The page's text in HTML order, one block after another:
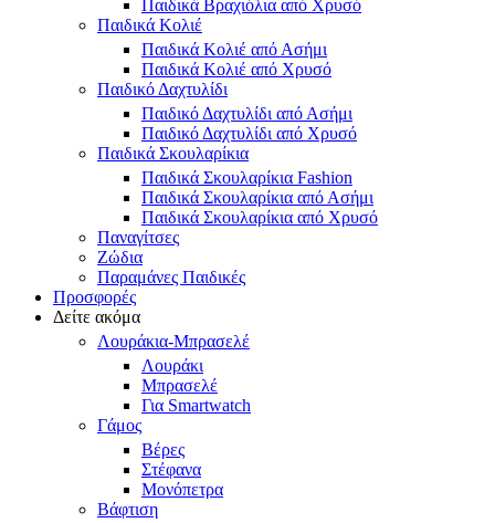
Παιδικά Βραχιόλια από Χρυσό
Παιδικά Κολιέ
Παιδικά Κολιέ από Ασήμι
Παιδικά Κολιέ από Χρυσό
Παιδικό Δαχτυλίδι
Παιδικό Δαχτυλίδι από Ασήμι
Παιδικό Δαχτυλίδι από Χρυσό
Παιδικά Σκουλαρίκια
Παιδικά Σκουλαρίκια Fashion
Παιδικά Σκουλαρίκια από Ασήμι
Παιδικά Σκουλαρίκια από Χρυσό
Παναγίτσες
Ζώδια
Παραμάνες Παιδικές
Προσφορές
Δείτε ακόμα
Λουράκια-Μπρασελέ
Λουράκι
Μπρασελέ
Για Smartwatch
Γάμος
Βέρες
Στέφανα
Μονόπετρα
Βάφτιση